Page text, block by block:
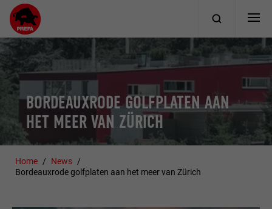
BORDEAUXRODE GOLFPLATEN AAN
HET MEER VAN ZÜRICH
Home
News
Bordeauxrode golfplaten aan het meer van Zürich